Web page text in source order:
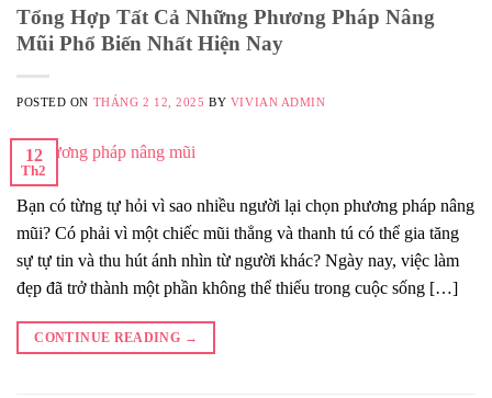
Tổng Hợp Tất Cả Những Phương Pháp Nâng
Mũi Phổ Biến Nhất Hiện Nay
POSTED ON THÁNG 2 12, 2025 BY VIVIAN ADMIN
12
Th2
Bạn có từng tự hỏi vì sao nhiều người lại chọn phương pháp nâng
mũi? Có phải vì một chiếc mũi thẳng và thanh tú có thể gia tăng
sự tự tin và thu hút ánh nhìn từ người khác? Ngày nay, việc làm
đẹp đã trở thành một phần không thể thiếu trong cuộc sống […]
CONTINUE READING →